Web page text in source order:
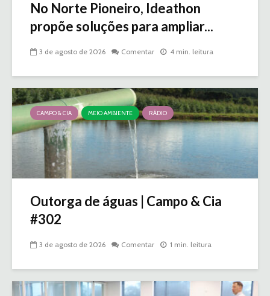
No Norte Pioneiro, Ideathon
propõe soluções para ampliar...
3 de agosto de 2026 Comentar 4 min. leitura
CAMPO & CIA MEIO AMBIENTE RÁDIO
Outorga de águas | Campo & Cia
#302
3 de agosto de 2026 Comentar 1 min. leitura